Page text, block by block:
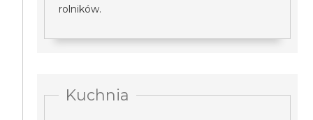
rolników.
Kuchnia